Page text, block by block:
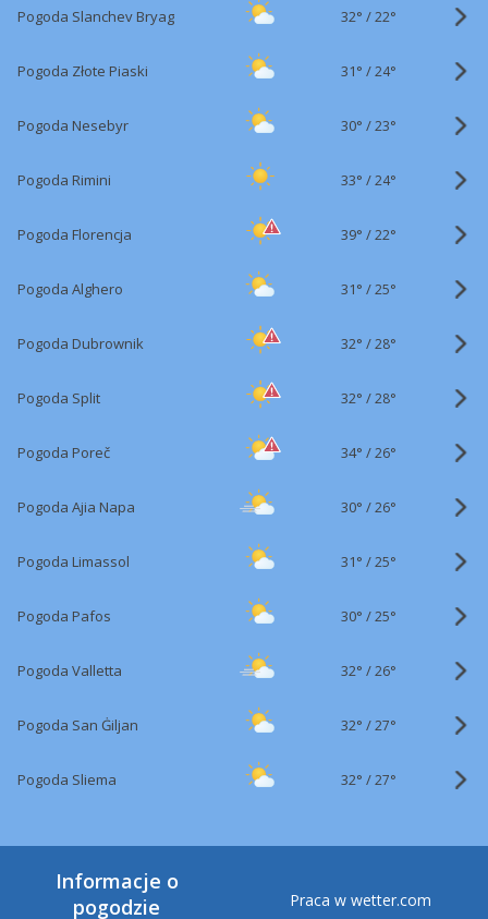
Pogoda Slanchev Bryag 32° /22°
Pogoda Złote Piaski 31° /24°
Pogoda Nesebyr 30° /23°
Pogoda Rimini 33° /24°
Pogoda Florencja 39° /22°
Pogoda Alghero 31° /25°
Pogoda Dubrownik 32° /28°
Pogoda Split 32° /28°
Pogoda Poreč 34° /26°
Pogoda Ajia Napa 30° /26°
Pogoda Limassol 31° /25°
Pogoda Pafos 30° /25°
Pogoda Valletta 32° /26°
Pogoda San Ġiljan 32° /27°
Pogoda Sliema 32° /27°
Informacje o
pogodzie
Praca w wetter.com